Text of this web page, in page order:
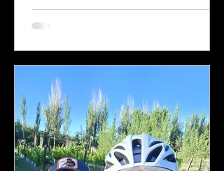
Mendozy do Uspallaty - ostatniego
większego miasteczka po stronie
wiedzie wygodną ścieżką
rowerową, która w centrum miasta
prowadzi wzdłuż linii tramwajowej,
a potem poboczem. Spotykam tu
Gerardo, który jest na porannym